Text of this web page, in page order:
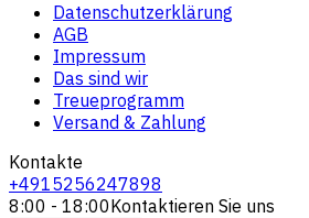
Datenschutzerklärung
AGB
Impressum
Das sind wir
Treueprogramm
Versand & Zahlung
Kontakte
+4915256247898
8:00 - 18:00Kontaktieren Sie uns